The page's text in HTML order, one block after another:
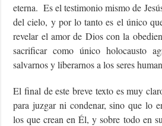
eterna. Es el testimonio mismo de
del cielo, y por lo tanto es el único
revelar el amor de Dios con la
sacrificar como único holocausto
salvarnos y liberarnos a los seres
El final de este breve texto es muy
para juzgar ni condenar, sino que lo
los que crean en Él, y sobre todo en